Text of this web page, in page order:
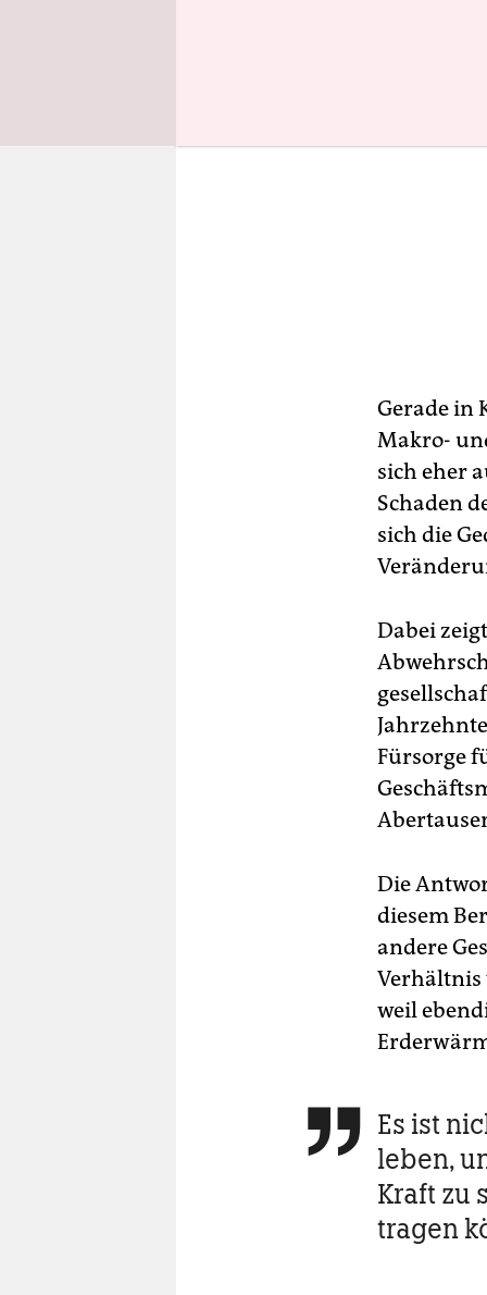
Gerade in
Makro-
sich eher
Schaden
sich die
Dabei
Fürsorge
Die
diesem
andere
Verhältnis
weil
 Es ist
leben,
Kraft zu
tragen